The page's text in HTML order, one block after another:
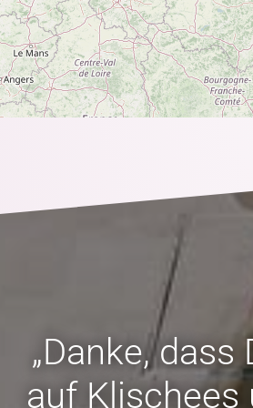
„Danke,
auf